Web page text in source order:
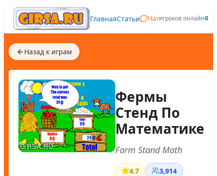
ГлавнаяСтатьи Чатигроков онлайн0
Назад к играм
Фермы
Стенд По
Математике
Farm Stand Math
4.7 3,914